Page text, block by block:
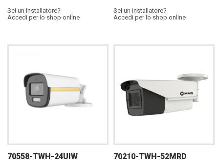
Sei un installatore?
Accedi per lo shop online
Sei un installatore?
Accedi per lo shop online
70558-TWH-24UIW
70210-TWH-52MRD